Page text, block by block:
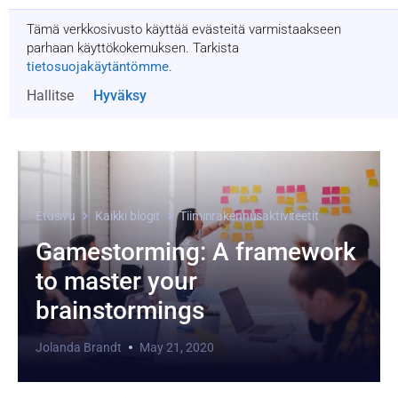
Tämä verkkosivusto käyttää evästeitä varmistaakseen
parhaan käyttökokemuksen. Tarkista
tietosuojakäytäntömme.
Hallitse Hyväksy
Pyydä tarjous
Etusivu Kaikki blogit Tiiminrakennusaktiviteetit
Gamestorming: A framework
to master your
brainstormings
Jolanda Brandt May 21, 2020